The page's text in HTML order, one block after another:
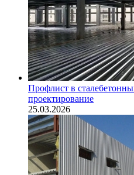
Профлист в
проектирование
25.03.2026